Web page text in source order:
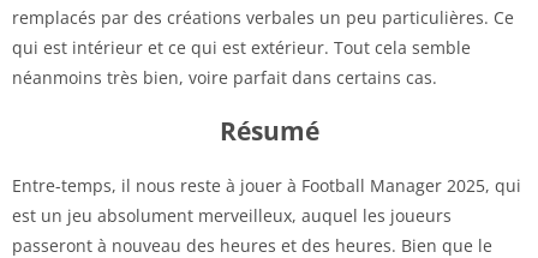
remplacés par des créations verbales un peu particulières. Ce
qui est intérieur et ce qui est extérieur. Tout cela semble
néanmoins très bien, voire parfait dans certains cas.
Résumé
Entre-temps, il nous reste à jouer à Football Manager 2025, qui
est un jeu absolument merveilleux, auquel les joueurs
passeront à nouveau des heures et des heures. Bien que le